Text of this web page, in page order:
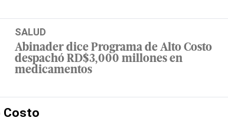
SALUD
Abinader dice Programa de Alto Costo
despachó RD$3,000 millones en
medicamentos
Costo